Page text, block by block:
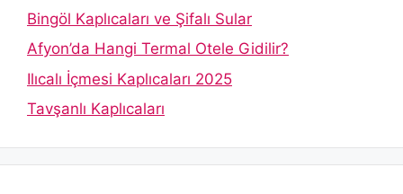
Bingöl Kaplıcaları ve Şifalı Sular
Afyon’da Hangi Termal Otele Gidilir?
Ilıcalı İçmesi Kaplıcaları 2025
Tavşanlı Kaplıcaları